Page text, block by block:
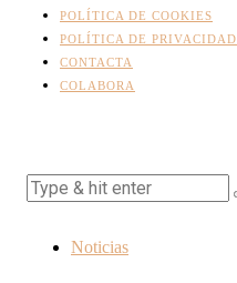
POLÍTICA DE COOKIES
POLÍTICA DE PRIVACIDAD
CONTACTA
COLABORA
Noticias